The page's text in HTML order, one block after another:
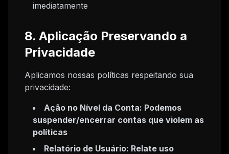
imediatamente
8. Aplicação Preservando a
Privacidade
Aplicamos nossas políticas respeitando sua
privacidade:
Ação no Nível da Conta: Podemos
suspender/encerrar contas que violem as
políticas
Relatório de Usuário: Relate uso